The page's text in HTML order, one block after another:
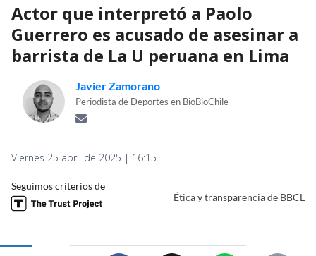
Actor que interpretó a Paolo
Guerrero es acusado de asesinar a
barrista de La U peruana en Lima
Javier Zamorano
Periodista de Deportes en BioBioChile
Viernes 25 abril de 2025 | 16:15
Seguimos criterios de
Ética y transparencia de BBCL